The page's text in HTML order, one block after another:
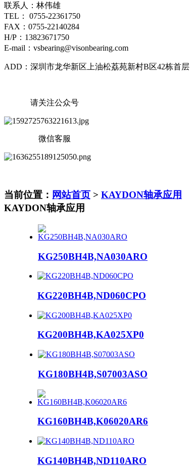
联系人：林伟雄
TEL： 0755-22361750
FAX：0755-22140284
H/P：13823671750
E-mail：vsbearing@visonbearing.com
ADD：深圳市龙华新区上油松荔苑新村B区42栋首层
请关注公众号
微信客服
当前位置： 网站首页 > KAYDON轴承应用
KAYDON轴承应用
KG250BH4B,NA030ARO
KG220BH4B,ND060CPO
KG200BH4B,KA025XP0
KG180BH4B,S07003ASO
KG160BH4B,K06020AR6
KG140BH4B,ND110ARO